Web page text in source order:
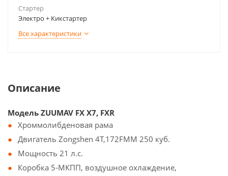
Стартер
Электро + Кикстартер
Все характеристики
Описание
Модель ZUUMAV FX X7, FXR
Хроммолибденовая рама
Двигатель Zongshen 4Т,172FMM 250 куб.
Мощность 21 л.с.
Коробка 5-МКПП, воздушное охлаждение,